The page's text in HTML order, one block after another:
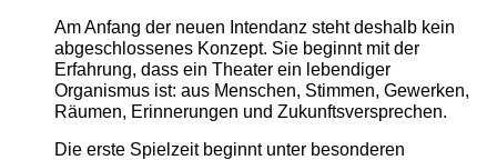
Am Anfang der neuen Intendanz steht deshalb kein
abgeschlossenes Konzept. Sie beginnt mit der
Erfahrung, dass ein Theater ein lebendiger
Organismus ist: aus Menschen, Stimmen, Gewerken,
Räumen, Erinnerungen und Zukunftsversprechen.
Die erste Spielzeit beginnt unter besonderen